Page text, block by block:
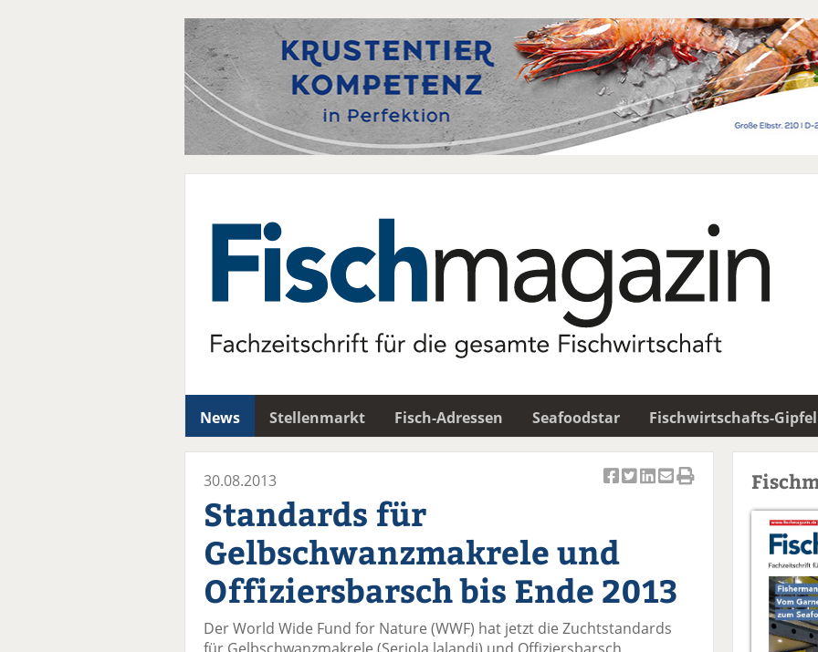
News Stellenmarkt Fisch-Adressen Seafoodstar Fischwirtschafts-Gipfel
k
el
a
uf
ac
t
wi
er
a
uf
n
p
er
E
m
30.08.2013
Standards für
Gelbschwanzmakrele und
Offiziersbarsch bis Ende 2013
Der World Wide Fund for Nature (WWF) hat jetzt die Zuchtstandards